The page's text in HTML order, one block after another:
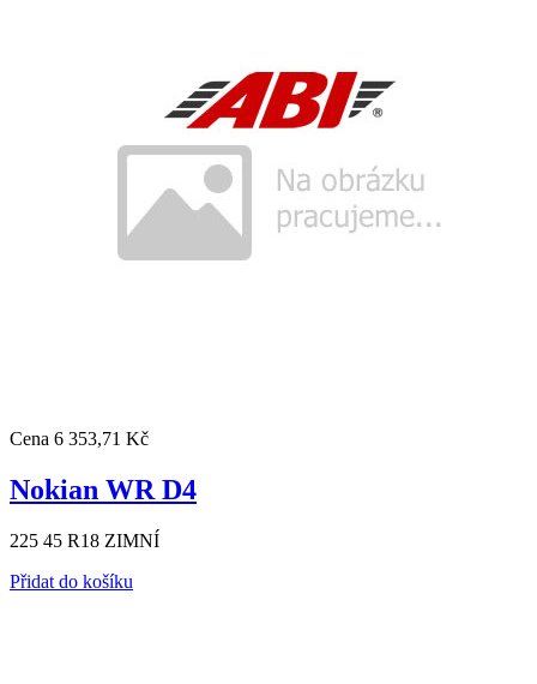
Cena 6 353,71 Kč
Nokian WR D4
225 45 R18 ZIMNÍ
Přidat do košíku